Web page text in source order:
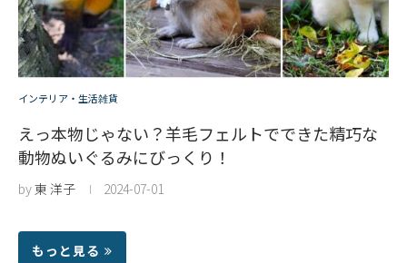
インテリア・生活雑貨
えっ本物じゃない？羊毛フェルトでできた精巧な
動物ぬいぐるみにびっくり！
by東 洋子 2024-07-01
もっと見る